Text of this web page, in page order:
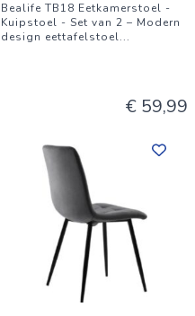
Bealife TB18 Eetkamerstoel -
Kuipstoel - Set van 2 – Modern
design eettafelstoel...
€ 59,99